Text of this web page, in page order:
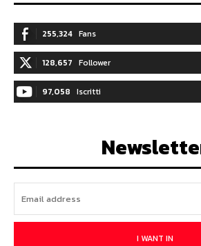
255,324 Fans
128,657 Follower
97,058 Iscritti
I WANT IN